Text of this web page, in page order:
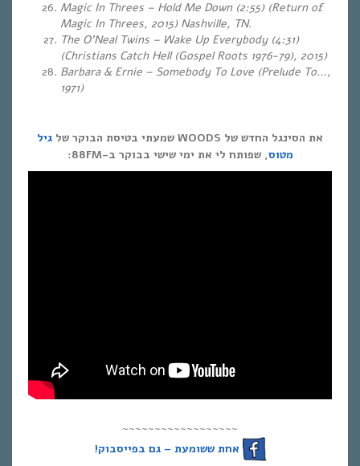
Magic In Threes – Hold Me Down (2:55) (Return of
Magic In Threes, 2015) Nashville, TN.
The O’Neal Twins – Wake Up Everybody (4:31)
(Christians Catch Hell (Gospel Roots 1976-79), 2015)
Barbara & Ernie – Somebody To Love (Prelude To…,
1971)
את הסינגל החדש של WOODS שמעתי בטיסת הבוקר של
גיל
מטוס, שפותח לי את ימי שישי בבוקר ב-88FM:
~~~~~~~~~~~~~~~~~~
אחת ששומעת – גם בפייסבוק!